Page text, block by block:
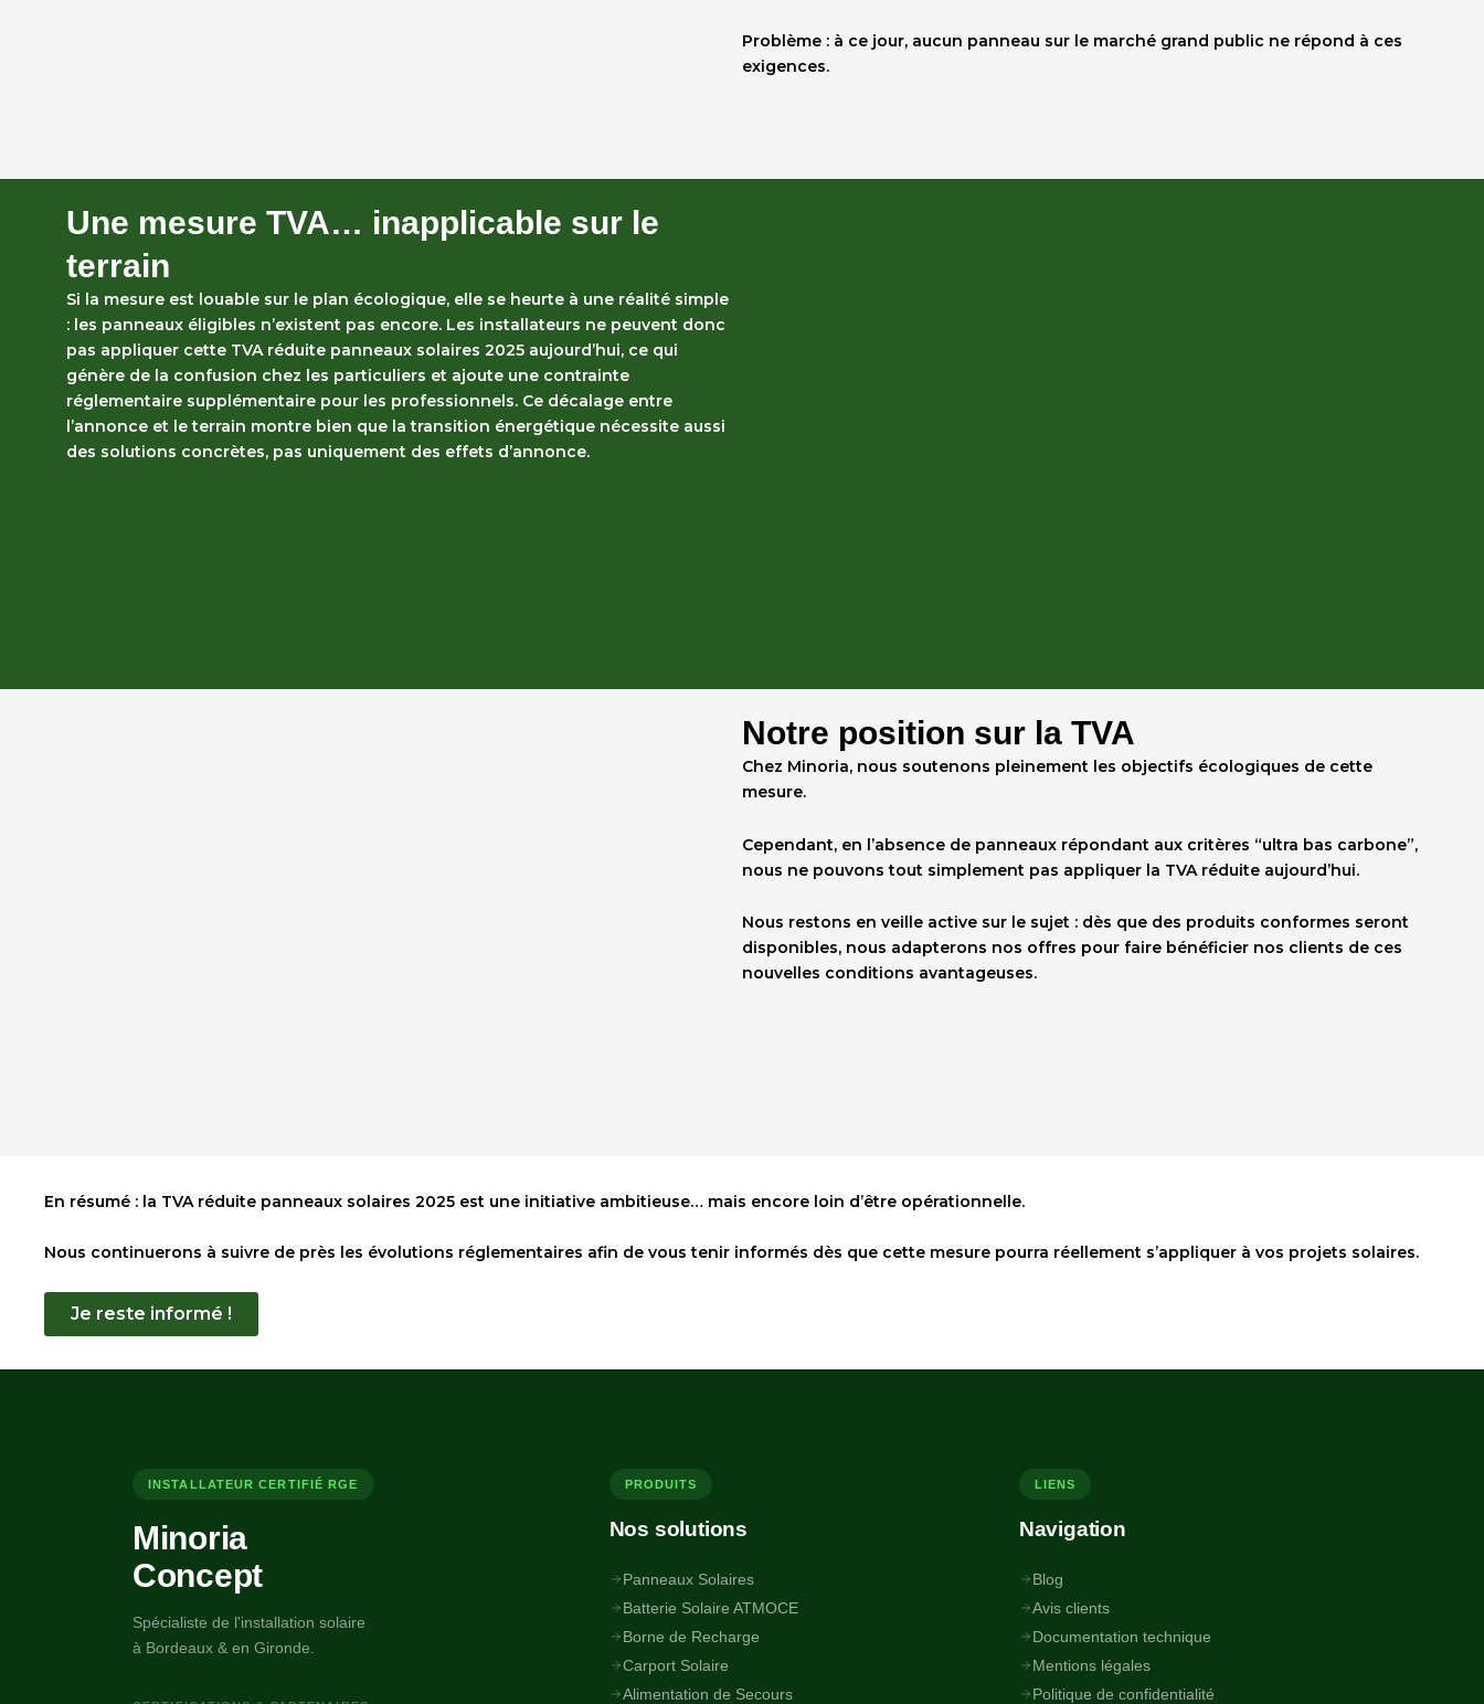
Problème : à ce jour, aucun panneau sur le marché grand public ne répond à ces
exigences.
Une mesure TVA… inapplicable sur le
terrain
Si la mesure est louable sur le plan écologique, elle se heurte à une réalité simple
: les panneaux éligibles n’existent pas encore. Les installateurs ne peuvent donc
pas appliquer cette TVA réduite panneaux solaires 2025 aujourd’hui, ce qui
génère de la confusion chez les particuliers et ajoute une contrainte
réglementaire supplémentaire pour les professionnels. Ce décalage entre
l’annonce et le terrain montre bien que la transition énergétique nécessite aussi
des solutions concrètes, pas uniquement des effets d’annonce.
Notre position sur la TVA
Chez Minoria, nous soutenons pleinement les objectifs écologiques de cette
mesure.
Cependant, en l’absence de panneaux répondant aux critères “ultra bas carbone”,
nous ne pouvons tout simplement pas appliquer la TVA réduite aujourd’hui.
Nous restons en veille active sur le sujet : dès que des produits conformes seront
disponibles, nous adapterons nos offres pour faire bénéficier nos clients de ces
nouvelles conditions avantageuses.
En résumé : la TVA réduite panneaux solaires 2025 est une initiative ambitieuse… mais encore loin d’être opérationnelle.
Nous continuerons à suivre de près les évolutions réglementaires afin de vous tenir informés dès que cette mesure pourra réellement s’appliquer à vos projets solaires.
Je reste informé !
INSTALLATEUR CERTIFIÉ RGE
Minoria
Concept
Spécialiste de l'installation solaire
à Bordeaux & en Gironde.
PRODUITS
Nos solutions
Panneaux Solaires
Batterie Solaire ATMOCE
Borne de Recharge
Carport Solaire
Alimentation de Secours
LIENS
Navigation
Blog
Avis clients
Documentation technique
Mentions légales
Politique de confidentialité